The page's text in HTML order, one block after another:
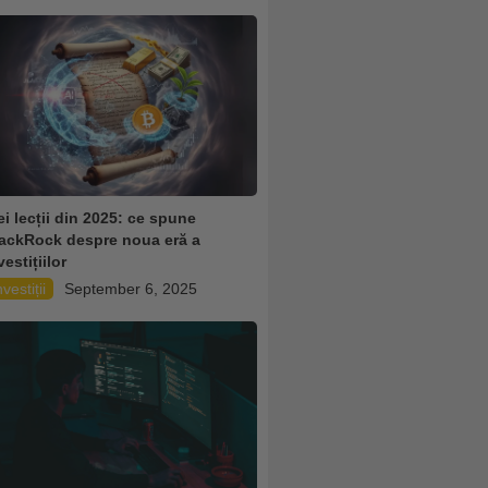
lecții din 2025: ce spune
despre noua eră a
September 6, 2025